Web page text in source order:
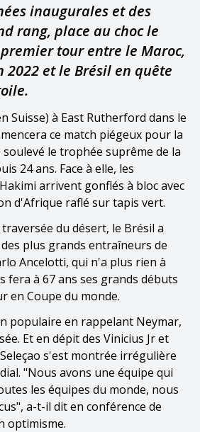
inaugurales et des
rang, place au choc le
tour entre le Maroc,
et le Brésil en quête
Suisse) à East Rutherford dans le
ce match piégeux pour la
soulevé le trophée suprême de la
24 ans. Face à elle, les
arrivent gonflés à bloc avec
d'Afrique raflé sur tapis vert.
du désert, le Brésil a
plus grands entraîneurs de
Ancelotti, qui n'a plus rien à
fera à 67 ans ses grands débuts
en Coupe du monde.
populaire en rappelant Neymar,
Et en dépit des Vinicius Jr et
s'est montrée irrégulière
"Nous avons une équipe qui
les équipes du monde, nous
a-t-il dit en conférence de
optimisme.